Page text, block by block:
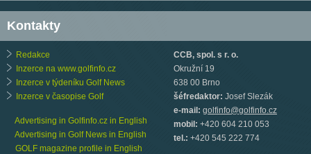
Kontakty
Redakce
Inzerce na www.golfinfo.cz
Inzerce v týdeníku Golf News
Inzerce v časopise Golf
Advertising in Golfinfo.cz in English
Advertising in Golf News in English
GOLF magazine profile in English
CCB, spol. s r. o.
Okružní 19
638 00 Brno
šéfredaktor: Josef Slezák
e-mail: golfinfo@golfinfo.cz
mobil: +420 604 210 053
tel.: +420 545 222 774